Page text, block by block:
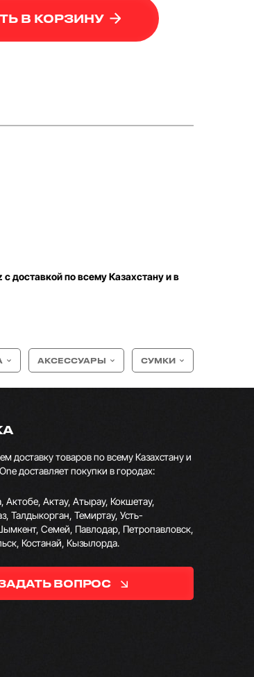
В КОРЗИНУ
доставкой по всему Казахстану и в
АКСЕССУАРЫ СУМКИ
доставку товаров по всему Казахстану и
доставляет покупки в городах:
Актобе, Актау, Атырау, Кокшетау,
Талдыкорган, Темиртау, Усть-
Семей, Павлодар, Петропавловск,
Костанай, Кызылорда.
ВОПРОС